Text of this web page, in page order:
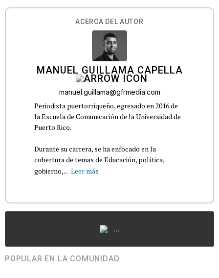
ACERCA DEL AUTOR
MANUEL GUILLAMA CAPELLA
manuel.guillama@gfrmedia.com
Periodista puertorriqueño, egresado en 2016 de
la Escuela de Comunicación de la Universidad de
Puerto Rico.
Durante su carrera, se ha enfocado en la
cobertura de temas de Educación, política,
gobierno,... Leer más
...
POPULAR EN LA COMUNIDAD